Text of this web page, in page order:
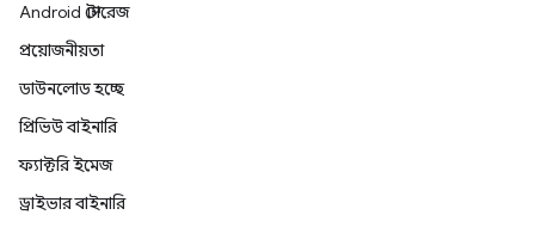
Android স্টোরেজ
প্রয়োজনীয়তা
ডাউনলোড হচ্ছে
প্রিভিউ বাইনারি
ফ্যাক্টরি ইমেজ
ড্রাইভার বাইনারি